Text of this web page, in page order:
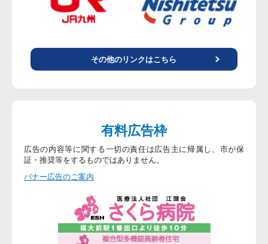
その他のリンクはこちら
有料広告枠
広告の内容等に関する一切の責任は広告主に帰属し、市が保
証・推奨等をするものではありません。
バナー広告のご案内